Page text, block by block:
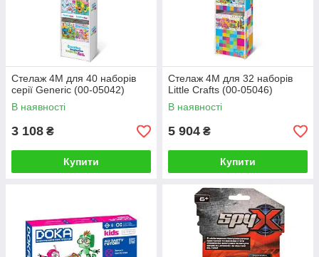
Стелаж 4M для 40 наборів
серії Generic (00-05042)
В наявності
3 108 ₴
Купити
Стелаж 4М для 32 наборів
Little Crafts (00-05046)
В наявності
5 904 ₴
Купити